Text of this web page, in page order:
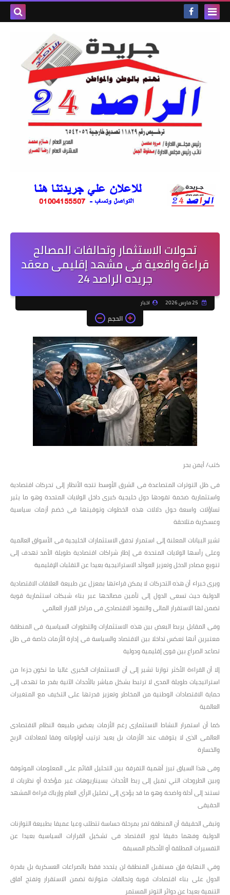
تحولات الاستثمار وتحالفات المصالح
قراءة واقعية فى مشهد إقليمى معقد
جريده الراصد 24
اخبار
الحجم
كتب/ أيمن بحر
فى ظل التوترات المتصاعدة فى الشرق الأوسط تتجه الأنظار إلى تحركات اقتصادية
واستثمارية ضخمة تقودها دول خليجية كبرى داخل الولايات المتحدة وهو ما يثير
تساؤلات واسعة حول دلالات هذه الخطوات وتوقيتها فى خضم أزمات سياسية
وعسكرية متلاحقة
تشير البيانات المعلنة إلى استمرار تدفق الاستثمارات الخليجية فى الأسواق العالمية
وعلى رأسها الولايات المتحدة فى إطار شراكات اقتصادية طويلة الأمد تهدف إلى
تنويع مصادر الدخل وتعزيز العوائد الاستراتيجية بعيدا عن التقلبات الإقليمية
ويرى خبراء أن هذه التحركات لا يمكن قراءتها بمعزل عن طبيعة العلاقات الاقتصادية
الدولية حيث تسعى الدول إلى تأمين مصالحها عبر بناء شبكات استثمارية قوية
تضمن لها الاستقرار المالى والنفوذ الاقتصادى فى مراكز القرار العالمي
وفى المقابل يربط البعض بين هذه الاستثمارات والتطورات السياسية فى المنطقة
معتبرين أنها تعكس تداخلا بين الاقتصاد والسياسة فى إدارة الأزمات خاصة فى ظل
تصاعد الصراع بين قوى إقليمية ودولية
إلا أن القراءة الأكثر توازنا تشير إلى أن الاستثمارات الكبرى غالبا ما تكون جزءا من
استراتيجيات طويلة المدى لا ترتبط بشكل مباشر بالأحداث الآنية بقدر ما تهدف إلى
حماية الاقتصادات الوطنية من المخاطر وتعزيز قدرتها على التكيف مع المتغيرات
العالمية
كما أن استمرار النشاط الاستثمارى رغم الأزمات يعكس طبيعة النظام الاقتصادى
العالمى الذى لا يتوقف عند الأزمات بل يعيد ترتيب أولوياته وفقا لمعادلات الربح
والخسارة
وفى هذا السياق تبرز أهمية التفرقة بين التحليل القائم على المعلومات الموثوقة
وبين الطروحات التي تميل إلى ربط الأحداث بسيناريوهات غير مؤكدة أو نظريات لا
تستند إلى أدلة واضحة وهو ما قد يؤدى إلى تضليل الرأى العام وإرباك قراءة المشهد
الحقيقى
وتبقى الحقيقة أن المنطقة تمر بمرحلة حساسة تتطلب وعيا عميقا بطبيعة التوازنات
الدولية وفهما دقيقا لدور الاقتصاد فى تشكيل القرارات السياسية بعيدا عن
التفسيرات المطلقة أو الأحكام المسبقة
وفي النهاية فإن مستقبل المنطقة لن يتحدد فقط بالصراعات العسكرية بل بقدرة
الدول على بناء اقتصادات قوية وتحالفات متوازنة تضمن الاستقرار وتفتح آفاق
التنمية بعيدا عن دوائر التوتر المستمر